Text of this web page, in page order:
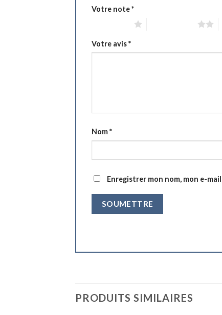
Votre note*
Votre avis*
Nom*
Enregistrer mon nom, mon e-
PRODUITS SIMILAIRES